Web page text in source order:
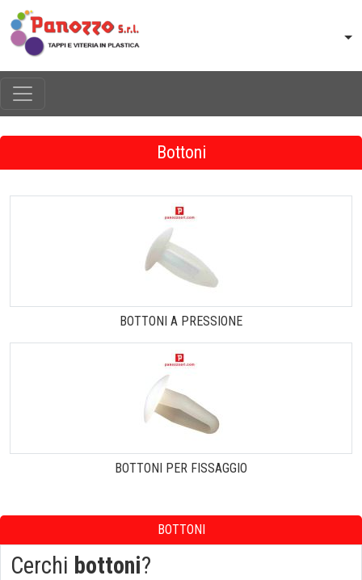
Bottoni
BOTTONI A PRESSIONE
BOTTONI PER FISSAGGIO
BOTTONI
Cerchi bottoni?